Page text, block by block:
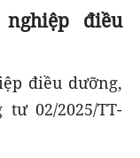
điều
điều dưỡng,
02/2025/TT-